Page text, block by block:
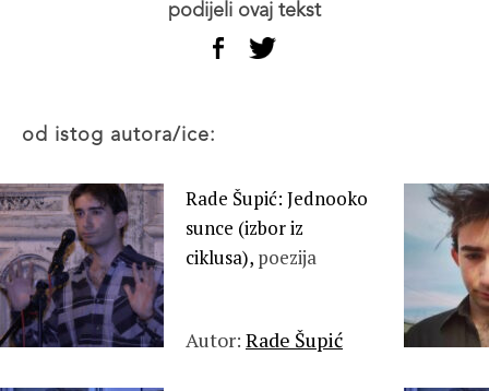
podijeli ovaj tekst
od istog autora/ice:
Rade Šupić: Jednooko
sunce (izbor iz
ciklusa), poezija
Autor: Rade Šupić